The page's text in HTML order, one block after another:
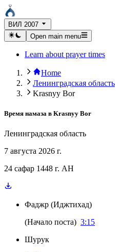
ВИЛ 2007
Open main menu
Learn about prayer times
Home
Ленинградская область
Krasnyy Bor
Время намаза в Krasnyy Bor
Ленинградская область
7 августа 2026 г.
24 сафар 1448 г. AH
Фаджр (Иджтихад)
(Начало поста) 3:15
Шурук